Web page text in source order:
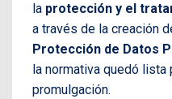
la protección y el
a través de la creación
Protección de Datos
la normativa quedó lista
promulgación.